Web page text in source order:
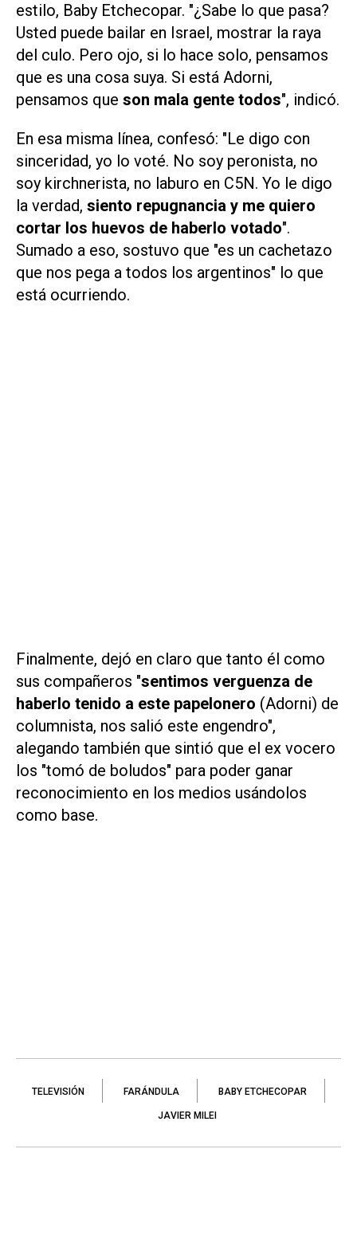
estilo, Baby Etchecopar. "¿Sabe lo que pasa?
Usted puede bailar en Israel, mostrar la raya
del culo. Pero ojo, si lo hace solo, pensamos
que es una cosa suya. Si está Adorni,
pensamos que son mala gente todos", indicó.
En esa misma línea, confesó: "Le digo con
sinceridad, yo lo voté. No soy peronista, no
soy kirchnerista, no laburo en C5N. Yo le digo
la verdad, siento repugnancia y me quiero
cortar los huevos de haberlo votado".
Sumado a eso, sostuvo que "es un cachetazo
que nos pega a todos los argentinos" lo que
está ocurriendo.
Finalmente, dejó en claro que tanto él como
sus compañeros "sentimos verguenza de
haberlo tenido a este papelonero (Adorni) de
columnista, nos salió este engendro",
alegando también que sintió que el ex vocero
los "tomó de boludos" para poder ganar
reconocimiento en los medios usándolos
como base.
TELEVISIÓN FARÁNDULA BABY ETCHECOPAR
JAVIER MILEI